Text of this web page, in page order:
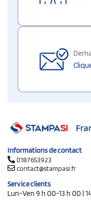
Informations de contact
0187653923
contact@stampasi.fr
Service clients
Lun-Ven 9 h 00-13 h 00 |